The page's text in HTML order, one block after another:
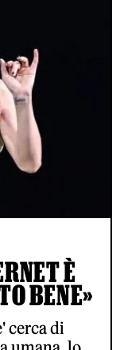
È
BENE»
cerca di